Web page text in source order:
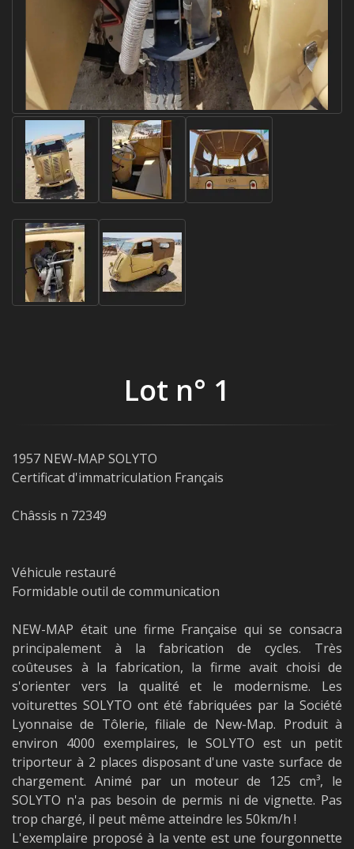
Lot n° 1
1957 NEW-MAP SOLYTO
Certificat d'immatriculation Français
Châssis n 72349
Véhicule restauré
Formidable outil de communication
NEW-MAP était une firme Française qui se consacra
principalement à la fabrication de cycles. Très
coûteuses à la fabrication, la firme avait choisi de
s'orienter vers la qualité et le modernisme. Les
voiturettes SOLYTO ont été fabriquées par la Société
Lyonnaise de Tôlerie, filiale de New-Map. Produit à
environ 4000 exemplaires, le SOLYTO est un petit
triporteur à 2 places disposant d'une vaste surface de
chargement. Animé par un moteur de 125 cm³, le
SOLYTO n'a pas besoin de permis ni de vignette. Pas
trop chargé, il peut même atteindre les 50km/h !
L'exemplaire proposé à la vente est une fourgonnette